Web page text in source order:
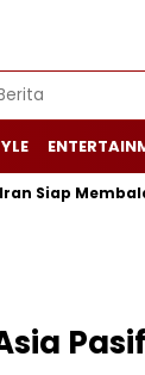
Membalas